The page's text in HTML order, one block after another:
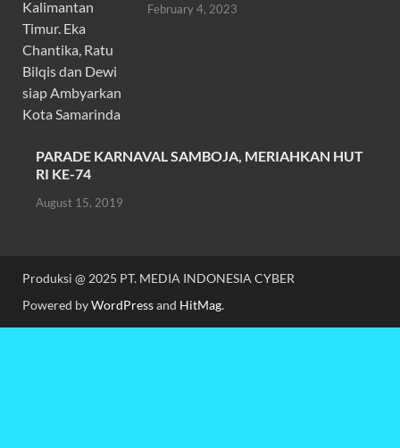
February 4, 2023
PARADE KARNAVAL SAMBOJA, MERIAHKAN HUT
RI KE-74
August 15, 2019
Produksi @ 2025 PT. MEDIA INDONESIA CYBER
Powered byWordPressand HitMag.